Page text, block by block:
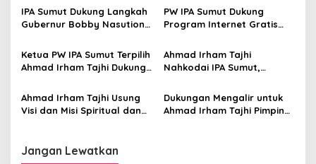
p
o
s
Dukung Presiden dan
Gubsu, Kapolda Sumut
Jangan Duduk Manis!
Dukungan Penuh
IPA Sumut Dukung Langkah
Gubernur Bobby Nasution
dan Banjir Bandang
PW IPA Sumut Dukung
Program Internet Gratis
Ketua PW IPA Sumut Terpilih
Ahmad Irham Tajhi Dukung
Inflasi di Sumatera Utara
Ahmad Irham Tajhi
Nahkodai IPA Sumut,
Pelajar Al Washliyah
Menjadikan generasi muda
Ahmad Irham Tajhi Usung
Visi dan Misi Spiritual dan
Dukungan Mengalir untuk
Ahmad Irham Tajhi Pimpin
Jangan Lewatkan